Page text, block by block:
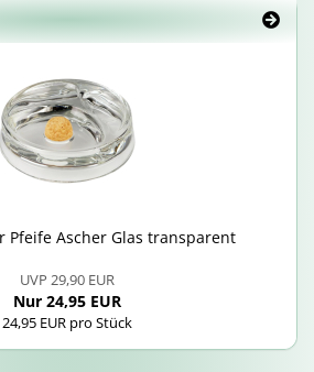
Pfei­fe Ascher Glas trans­pa­rent
UVP 29,90 EUR
Nur 24,95 EUR
24,95 EUR pro Stück